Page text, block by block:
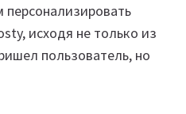
исходя не только из
пользователь, но